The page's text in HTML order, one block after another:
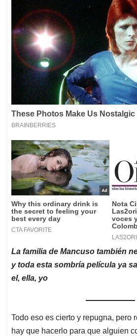
La familia de Mancuso también
y toda esta sombría película ya
el, ella, yo
Todo eso es cierto y repugna, pero
hay que hacerlo para que alguien